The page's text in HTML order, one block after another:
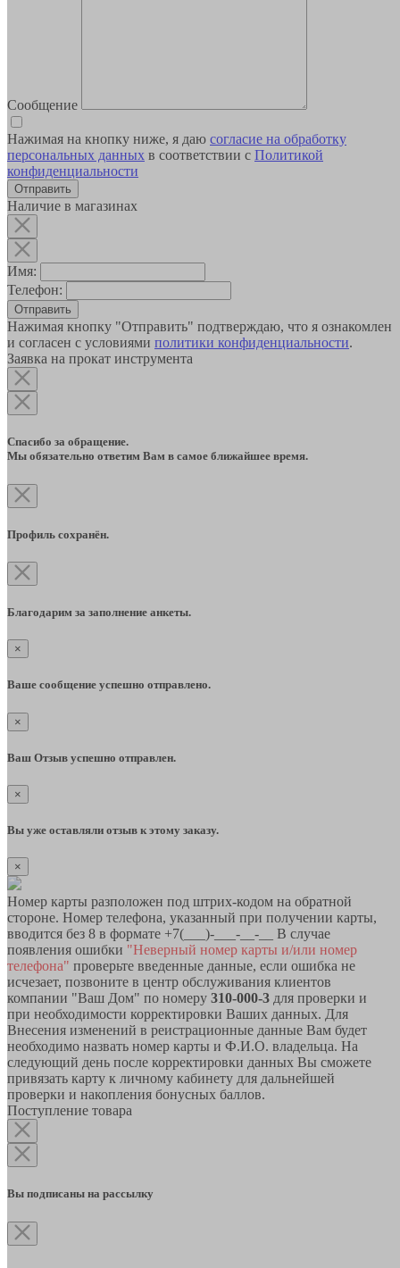
Сообщение
Нажимая на кнопку ниже, я даю согласие на обработку
персональных данных в соответствии с Политикой
конфиденциальности
Наличие в магазинах
Имя:
Телефон:
Отправить
Нажимая кнопку "Отправить" подтверждаю, что я ознакомлен
и согласен с условиями политики конфиденциальности.
Заявка на прокат инструмента
Спасибо за обращение.
Мы обязательно ответим Вам в самое ближайшее время.
Профиль сохранён.
Благодарим за заполнение анкеты.
×
Ваше сообщение успешно отправлено.
×
Ваш Отзыв успешно отправлен.
×
Вы уже оставляли отзыв к этому заказу.
×
Номер карты разположен под штрих-кодом на обратной
стороне. Номер телефона, указанный при получении карты,
вводится без 8 в формате +7(___)-___-__-__ В случае
появления ошибки "Неверный номер карты и/или номер
телефона" проверьте введенные данные, если ошибка не
исчезает, позвоните в центр обслуживания клиентов
компании "Ваш Дом" по номеру 310-000-3 для проверки и
при необходимости корректировки Ваших данных. Для
Внесения изменений в реистрационные данные Вам будет
необходимо назвать номер карты и Ф.И.О. владельца. На
следующий день после корректировки данных Вы сможете
привязать карту к личному кабинету для дальнейшей
проверки и накопления бонусных баллов.
Поступление товара
Вы подписаны на рассылку